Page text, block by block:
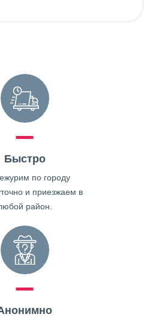
Быстро
по городу
и приезжаем в
район.